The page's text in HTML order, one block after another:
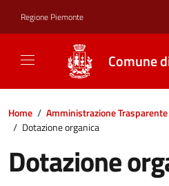
Regione Piemonte
Comune
Home / Amministrazione Trasparente
/ Dotazione organica
Dotazione